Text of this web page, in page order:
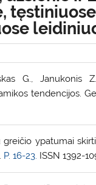
G., Janukonis
tendencijos.
ypatumai
P. 16-23. ISSN 1392-